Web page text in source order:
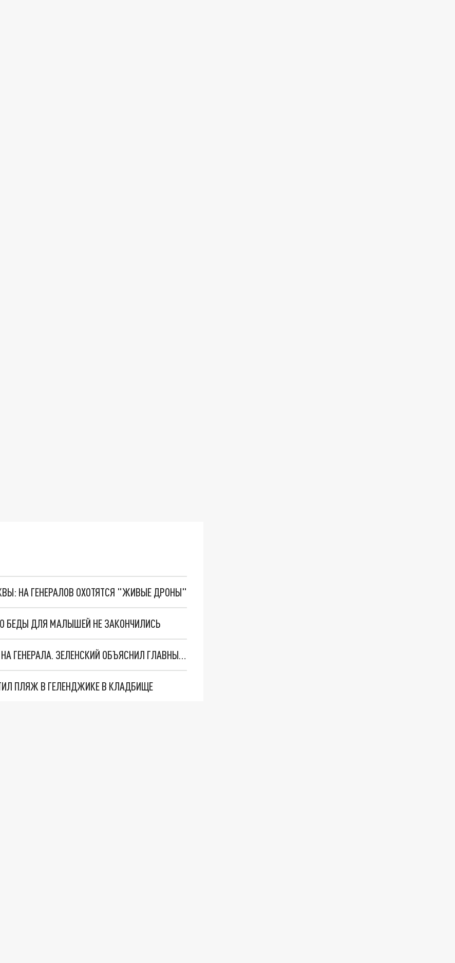
НА ГЕНЕРАЛОВ ОХОТЯТСЯ "ЖИВЫЕ ДРОНЫ"
БЕДЫ ДЛЯ МАЛЫШЕЙ НЕ ЗАКОНЧИЛИСЬ
"МЫ ВАС ЗАСТАВИМ": ЖУТКИЕ ДЕТАЛИ ОХОТЫ НА ГЕНЕРАЛА. ЗЕЛЕНСКИЙ ОБЪЯСНИЛ ГЛАВНЫЙ СМЫСЛ ТЕРАКТА В ЦЕНТРЕ МОСКВЫ
ПЛЯЖ В ГЕЛЕНДЖИКЕ В КЛАДБИЩЕ